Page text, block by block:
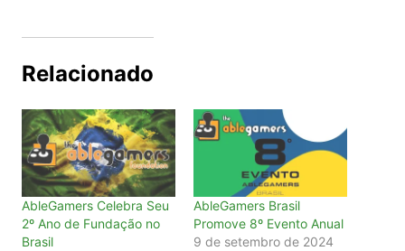
Relacionado
AbleGamers Celebra Seu
2º Ano de Fundação no
Brasil
AbleGamers Brasil
Promove 8º Evento Anual
9 de setembro de 2024